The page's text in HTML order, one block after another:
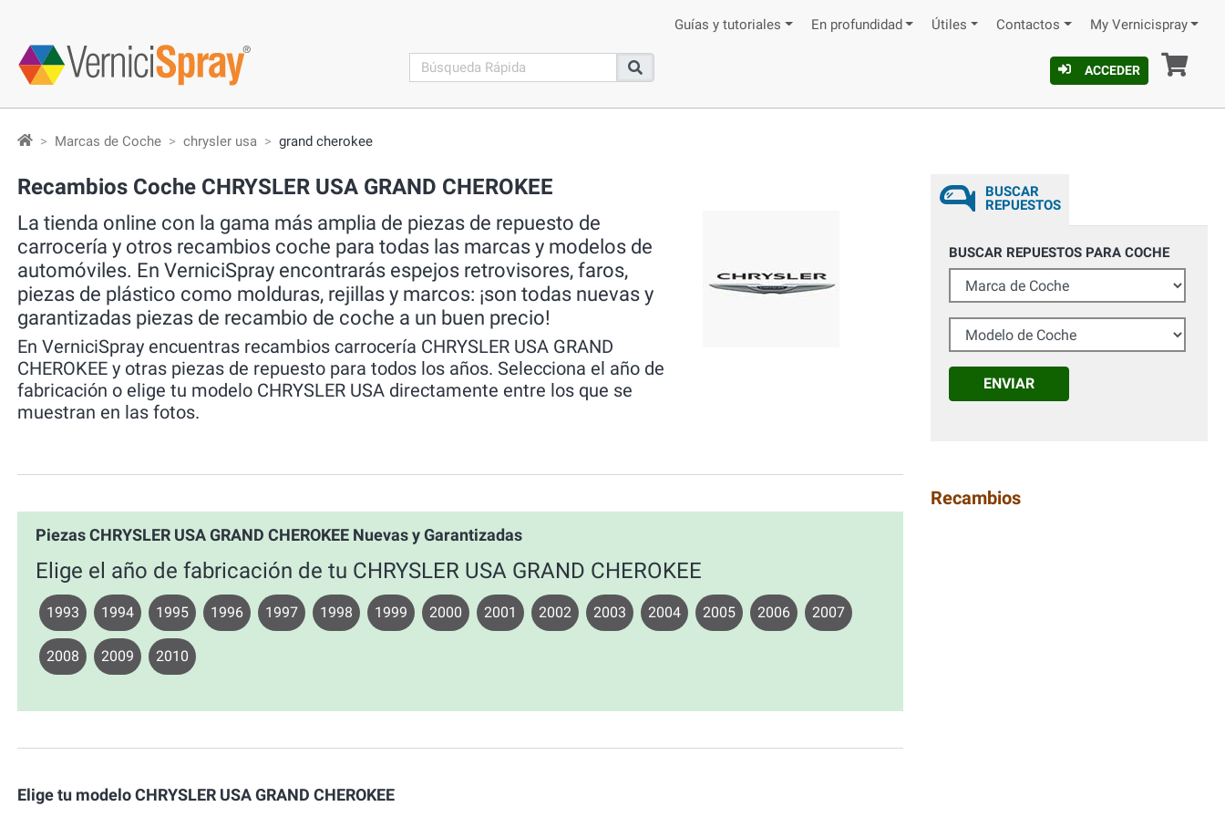
Guías y tutoriales En profundidad Útiles Contactos My Vernicispray
search
Buscar
ACCEDER
Marcas de Coche chrysler usa grand cherokee
Recambios Coche CHRYSLER USA GRAND CHEROKEE
La tienda online con la gama más amplia de piezas de repuesto de
carrocería y otros recambios coche para todas las marcas y modelos de
automóviles. En VerniciSpray encontrarás espejos retrovisores, faros,
piezas de plástico como molduras, rejillas y marcos: ¡son todas nuevas y
garantizadas piezas de recambio de coche a un buen precio!
En VerniciSpray encuentras recambios carrocería CHRYSLER USA GRAND
CHEROKEE y otras piezas de repuesto para todos los años. Selecciona el año de
fabricación o elige tu modelo CHRYSLER USA directamente entre los que se
muestran en las fotos.
Piezas CHRYSLER USA GRAND CHEROKEE Nuevas y Garantizadas
Elige el año de fabricación de tu CHRYSLER USA GRAND CHEROKEE
1993 1994 1995 1996 1997 1998 1999 2000 2001 2002 2003 2004 2005 2006 2007
2008 2009 2010
Elige tu modelo CHRYSLER USA GRAND CHEROKEE
BUSCAR
REPUESTOS
BUSCAR REPUESTOS PARA COCHE
Marca de Coche
Modelo de Coche
ENVIAR
Recambios